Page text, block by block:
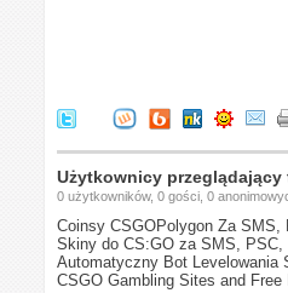
Użytkownicy przeglądający
0 użytkowników, 0 gości, 0
Coinsy CSGOPolygon Za SMS,
Skiny do CS:GO za SMS,
Automatyczny Bot Levelowania
CSGO Gambling Sites and